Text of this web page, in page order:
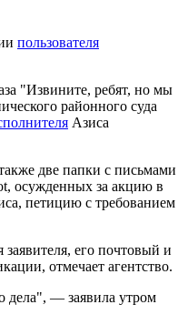
пользователя
"Извините, ребят, но мы
районного суда
Азиса
две папки с письмами
осужденных за акцию в
петицию с требованием
его почтовый и
отмечает агентство.
дела", — заявила утром